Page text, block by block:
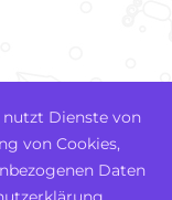
nutzt Dienste von
von Cookies,
Daten